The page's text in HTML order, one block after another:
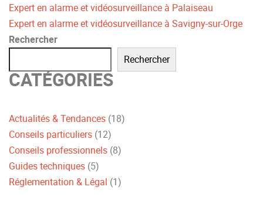
Expert en alarme et vidéosurveillance à Palaiseau
Expert en alarme et vidéosurveillance à Savigny-sur-Orge
Rechercher
Rechercher
CATÉGORIES
Actualités & Tendances (18)
Conseils particuliers (12)
Conseils professionnels (8)
Guides techniques (5)
Réglementation & Légal (1)